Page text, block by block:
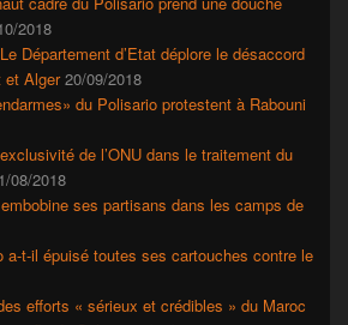
2018
Département d’Etat déplore le désaccord
et Alger 20/09/2018
du Polisario protestent à Rabouni
de l’ONU dans le traitement du
08/2018
ses partisans dans les camps de
a-t-il épuisé toutes ses cartouches contre le
efforts « sérieux et crédibles » du Maroc